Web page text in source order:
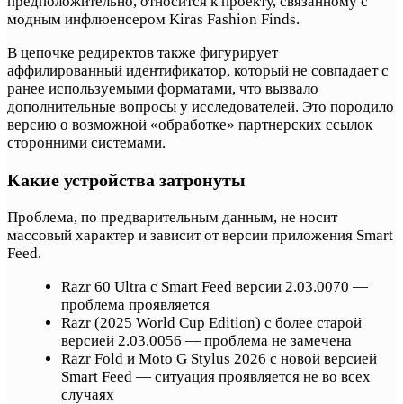
модным инфлюенсером Kiras Fashion Finds.
В цепочке редиректов также фигурирует
аффилированный идентификатор, который не совпадает с
ранее используемыми форматами, что вызвало
дополнительные вопросы у исследователей. Это породило
версию о возможной «обработке» партнерских ссылок
сторонними системами.
Какие устройства затронуты
Проблема, по предварительным данным, не носит
массовый характер и зависит от версии приложения Smart
Feed.
Razr 60 Ultra с Smart Feed версии 2.03.0070 —
проблема проявляется
Razr (2025 World Cup Edition) с более старой
версией 2.03.0056 — проблема не замечена
Razr Fold и Moto G Stylus 2026 с новой версией
Smart Feed — ситуация проявляется не во всех
случаях